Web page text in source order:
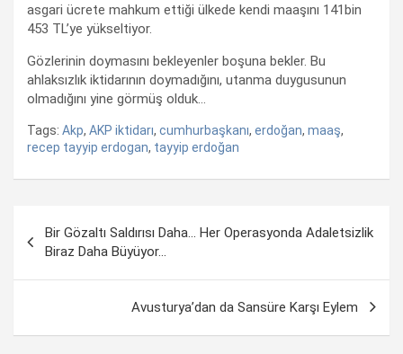
asgari ücrete mahkum ettiği ülkede kendi maaşını 141bin
453 TL’ye yükseltiyor.
Gözlerinin doymasını bekleyenler boşuna bekler. Bu
ahlaksızlık iktidarının doymadığını, utanma duygusunun
olmadığını yine görmüş olduk…
Tags: Akp, AKP iktidarı, cumhurbaşkanı, erdoğan, maaş,
recep tayyip erdogan, tayyip erdoğan
dolaşımı
Bir Gözaltı Saldırısı Daha… Her Operasyonda Adaletsizlik
Biraz Daha Büyüyor…
Avusturya’dan da Sansüre Karşı Eylem